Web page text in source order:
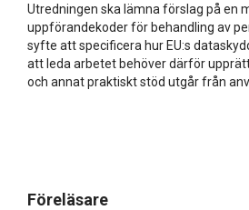
Utredningen ska lämna förslag på en
uppförandekoder för behandling av
syfte att specificera hur EU:s
att leda arbetet behöver därför
och annat praktiskt stöd utgår från
Föreläsare